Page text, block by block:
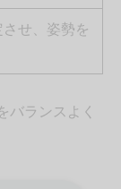
せ、姿勢を
バランスよく